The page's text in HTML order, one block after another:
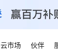
云市场 伙伴